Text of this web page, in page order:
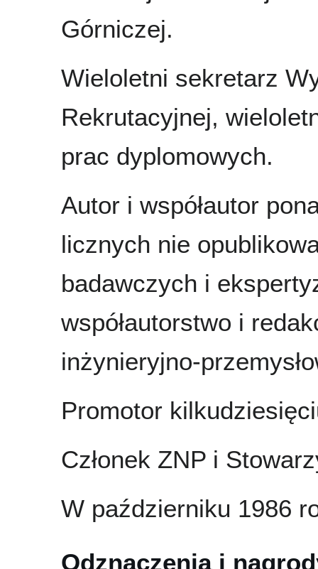
Górniczej.
Wieloletni sekretarz
Rekrutacyjnej,
prac dyplomowych.
Autor i współautor
licznych nie
badawczych i
współautorstwo i
inżynieryjno-
Promotor
Członek ZNP i
W październiku 1986
Odznaczenia i